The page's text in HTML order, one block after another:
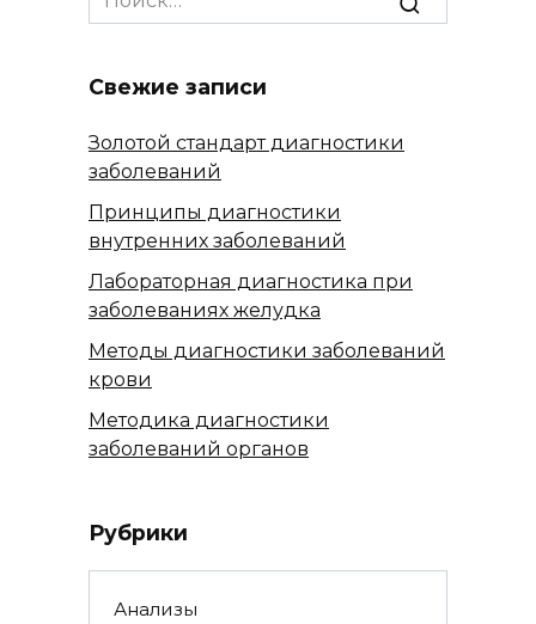
for:
Свежие записи
Золотой стандарт диагностики
заболеваний
Принципы диагностики
внутренних заболеваний
Лабораторная диагностика при
заболеваниях желудка
Методы диагностики заболеваний
крови
Методика диагностики
заболеваний органов
Рубрики
Анализы